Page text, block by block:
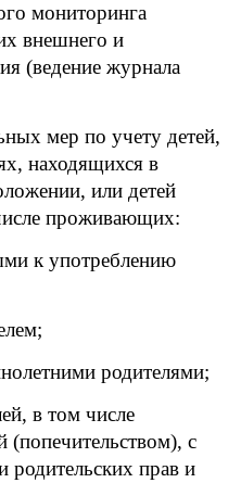
мониторинга
внешнего и
(ведение журнала
мер по учету детей,
находящихся в
или детей
проживающих:
к употреблению
родителями;
в том числе
(попечительством), с
прав и